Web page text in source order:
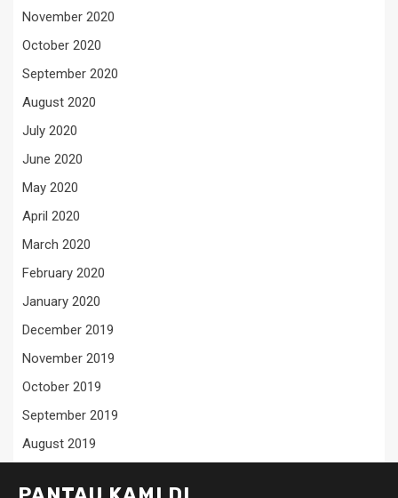
November 2020
October 2020
September 2020
August 2020
July 2020
June 2020
May 2020
April 2020
March 2020
February 2020
January 2020
December 2019
November 2019
October 2019
September 2019
August 2019